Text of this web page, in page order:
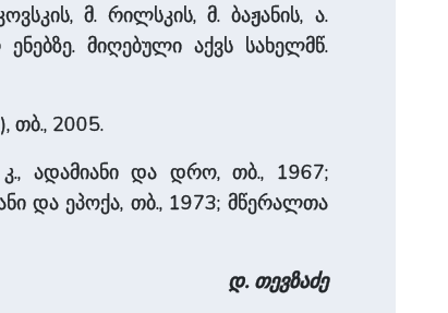
მ. რილსკის, მ. ბაჟანის, ა.
მიღებული აქვს სახელმწ.
თბ., 2005.
კ., ადამიანი და დრო, თბ., 1967;
და ეპოქა, თბ., 1973; მწერალთა
დ. თევზაძე